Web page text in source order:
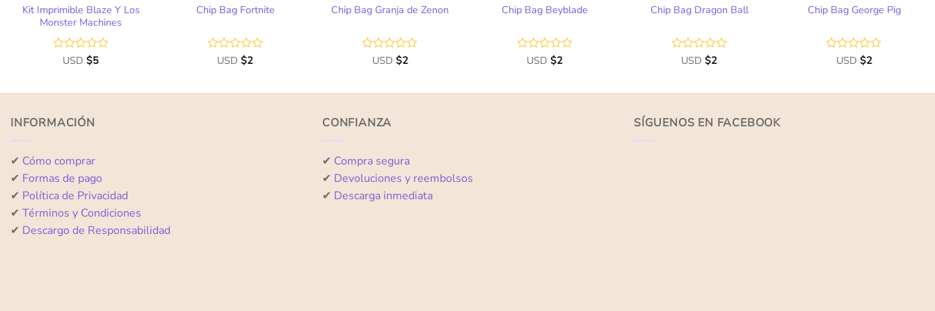
Kit Imprimible Blaze Y Los
Monster Machines
Valorado
de
USD$5
Chip Bag Fortnite
Valorado
de
USD$2
Chip Bag Granja de Zenon
Valorado
de
USD $2
Chip Bag Beyblade
Valorado
de
USD$2
Chip Bag Dragon Ball
Valorado
de
USD$2
Chip Bag George Pig
Valorado
de
USD $2
INFORMACIÓN
✔ Cómo comprar
✔ Formas de pago
✔ Política de Privacidad
✔ Términos y Condiciones
✔ Descargo de Responsabilidad
CONFIANZA
✔ Compra segura
✔ Devoluciones y reembolsos
✔ Descarga inmediata
SÍGUENOS EN FACEBOOK